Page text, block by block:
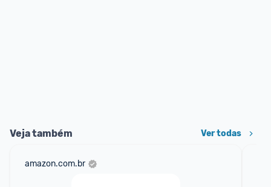
Veja também Ver todas
amazon.com.br